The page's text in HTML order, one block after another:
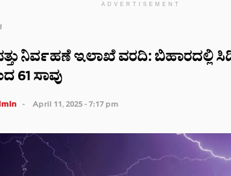
ADVERTISEMENT
ನಿರ್ವಹಣೆ ಇಲಾಖೆ ವರದಿ: ಬಿಹಾರದಲ್ಲಿ
ಸಾವು
April 11, 2025 - 7:17 pm